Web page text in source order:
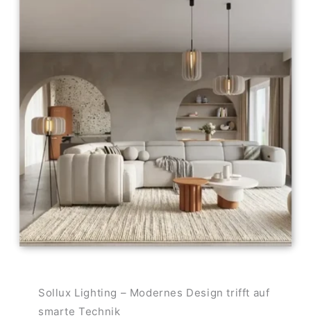
Sollux Lighting – Modernes Design trifft auf
smarte Technik